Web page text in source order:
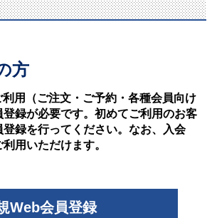
方
用（ご注文・ご予約・各種会員向け
録が必要です。初めてご利用のお客
録を行ってください。なお、入会
用いただけます。
Web会員登録